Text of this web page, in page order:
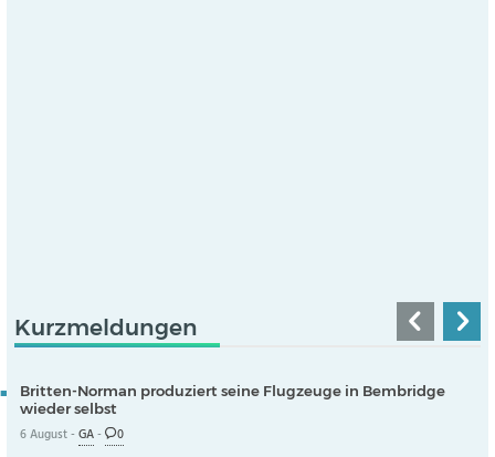
Kurzmeldungen
Britten-Norman produziert seine Flugzeuge in Bembridge
wieder selbst
6 August -GA- 0